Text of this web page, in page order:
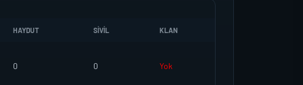
HAYDUT SIVIL KLAN
0 0 Yok